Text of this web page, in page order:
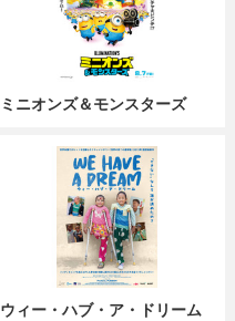
ミニオンズ＆モンスターズ
ウィー・ハブ・ア・ドリーム